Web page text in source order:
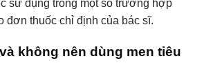
sử dụng trong một số trường hợp
đơn thuốc chỉ định của bác sĩ.
không nên dùng men tiêu